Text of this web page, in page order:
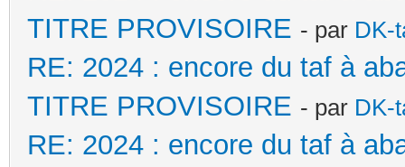
TITRE PROVISOIRE - par DK-
RE: 2024 : encore du taf à
TITRE PROVISOIRE - par DK-
RE: 2024 : encore du taf à